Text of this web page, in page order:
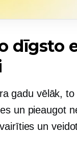
dīgsto
gadu vēlāk,
un pieaugot
un